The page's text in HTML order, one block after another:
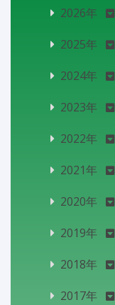
2026年
2025年
2024年
2023年
2022年
2021年
2020年
2019年
2018年
2017年